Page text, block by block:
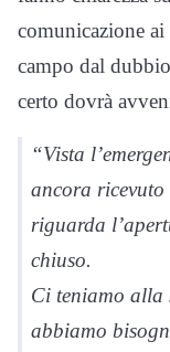
comunicazione
campo dal
certo dovrà
“Vista
ancora ricevuto
riguarda
chiuso.
Ci teniamo alla
abbiamo